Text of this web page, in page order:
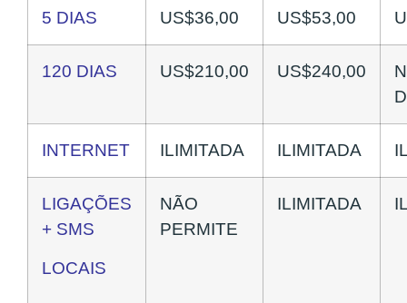
5 DIAS US$36,00 US$53,00
120 DIAS US$210,00 US$240,00
INTERNET ILIMITADA ILIMITADA
LIGAÇÕES
+ SMS
LOCAIS
NÃO
PERMITE
ILIMITADA